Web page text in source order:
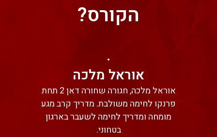
הקורס?
אוראל מלכה
אוראל מלכה, חגורה שחורה דאן 2 תחת
פרנקו לחימה משולבת. מדריך קרב מגע
מומחה ומדריך לחימה לשעבר בארגון
בטחוני.